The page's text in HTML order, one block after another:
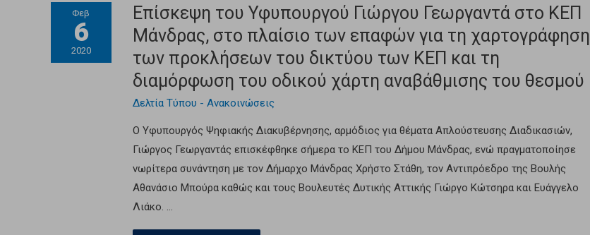
Φεβ
6
2020
Επίσκεψη του Υφυπουργού Γιώργου Γεωργαντά στο ΚΕΠ
Μάνδρας, στο πλαίσιο των επαφών για τη χαρτογράφηση
των προκλήσεων του δικτύου των ΚΕΠ και τη
διαμόρφωση του οδικού χάρτη αναβάθμισης του θεσμού
Δελτία Τύπου - Ανακοινώσεις
O Υφυπουργός Ψηφιακής Διακυβέρνησης, αρμόδιος για θέματα Απλούστευσης Διαδικασιών,
Γιώργος Γεωργαντάς επισκέφθηκε σήμερα το ΚΕΠ του Δήμου Μάνδρας, ενώ πραγματοποίησε
νωρίτερα συνάντηση με τον Δήμαρχο Μάνδρας Χρήστο Στάθη, τον Αντιπρόεδρο της Βουλής
Αθανάσιο Μπούρα καθώς και τους Βουλευτές Δυτικής Αττικής Γιώργο Κώτσηρα και Ευάγγελο
Λιάκο. …